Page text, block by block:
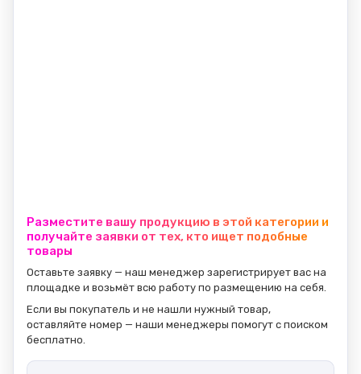
Разместите вашу продукцию в этой категории и
получайте заявки от тех, кто ищет подобные
товары
Оставьте заявку — наш менеджер зарегистрирует вас на
площадке и возьмёт всю работу по размещению на себя.
Если вы покупатель и не нашли нужный товар,
оставляйте номер — наши менеджеры помогут с поиском
бесплатно.